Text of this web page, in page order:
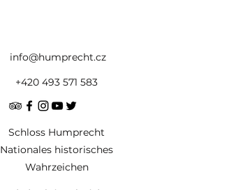
info@humprecht.cz
+420 493 571 583
Schloss Humprecht
Nationales historisches
Wahrzeichen